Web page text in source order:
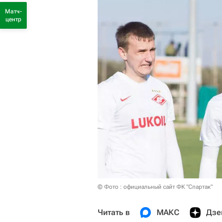
© Фото : официальный сайт ФК "Спартак"
Читать в МАКС
Матч-
центр